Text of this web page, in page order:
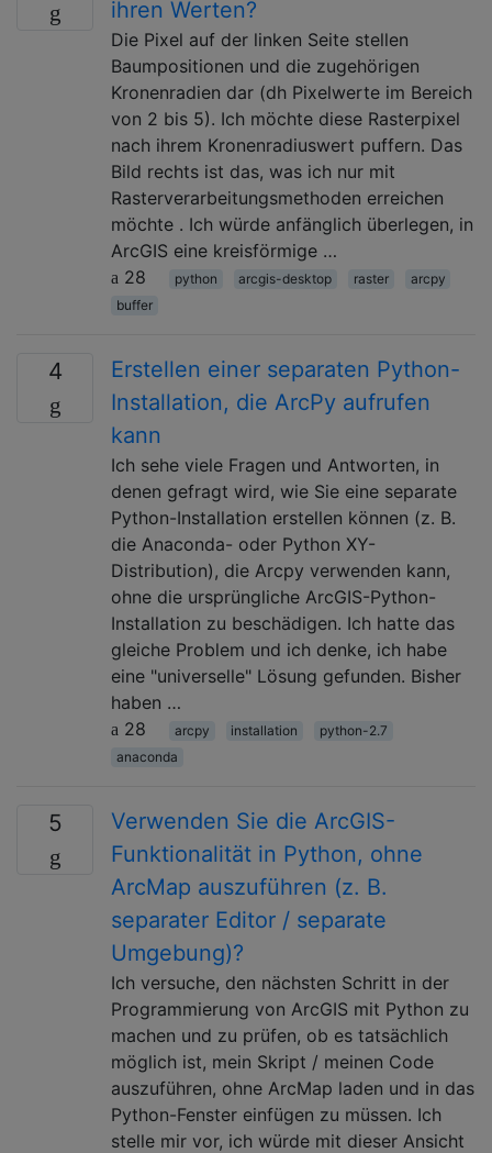
ihren Werten?
Die Pixel auf der linken Seite stellen
Baumpositionen und die zugehörigen
Kronenradien dar (dh Pixelwerte im Bereich
von 2 bis 5). Ich möchte diese Rasterpixel
nach ihrem Kronenradiuswert puffern. Das
Bild rechts ist das, was ich nur mit
Rasterverarbeitungsmethoden erreichen
möchte . Ich würde anfänglich überlegen, in
ArcGIS eine kreisförmige …
28
python arcgis-desktop raster
arcpy
buffer
4
Erstellen einer separaten Python-
Installation, die ArcPy aufrufen
kann
Ich sehe viele Fragen und Antworten, in
denen gefragt wird, wie Sie eine separate
Python-Installation erstellen können (z. B.
die Anaconda- oder Python XY-
Distribution), die Arcpy verwenden kann,
ohne die ursprüngliche ArcGIS-Python-
Installation zu beschädigen. Ich hatte das
gleiche Problem und ich denke, ich habe
eine "universelle" Lösung gefunden. Bisher
haben …
28
arcpy installation
python-2.7
anaconda
5
Verwenden Sie die ArcGIS-
Funktionalität in Python, ohne
ArcMap auszuführen (z. B.
separater Editor / separate
Umgebung)?
Ich versuche, den nächsten Schritt in der
Programmierung von ArcGIS mit Python zu
machen und zu prüfen, ob es tatsächlich
möglich ist, mein Skript / meinen Code
auszuführen, ohne ArcMap laden und in das
Python-Fenster einfügen zu müssen. Ich
stelle mir vor, ich würde mit dieser Ansicht